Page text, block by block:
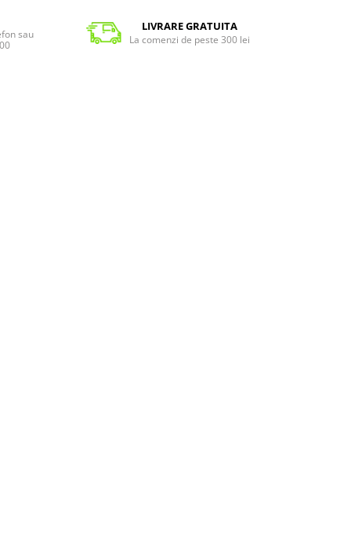
sau
LIVRARE GRATUITA
La comenzi de peste 300 lei